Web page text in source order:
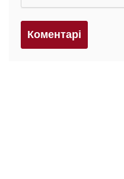
Коментарi